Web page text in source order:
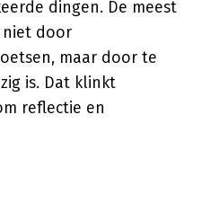
dingen. De meest
niet door
maar door te
is. Dat klinkt
reflectie en